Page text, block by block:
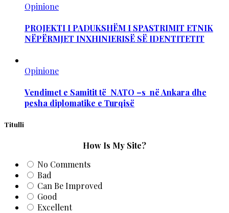
Opinione
PROJEKTI I PADUKSHËM I SPASTRIMIT ETNIK
NËPËRMJET INXHINIERISË SË IDENTITETIT
Opinione
Vendimet e Samitit të NATO –s në Ankara dhe
pesha diplomatike e Turqisë
Titulli
How Is My Site?
No Comments
Bad
Can Be Improved
Good
Excellent